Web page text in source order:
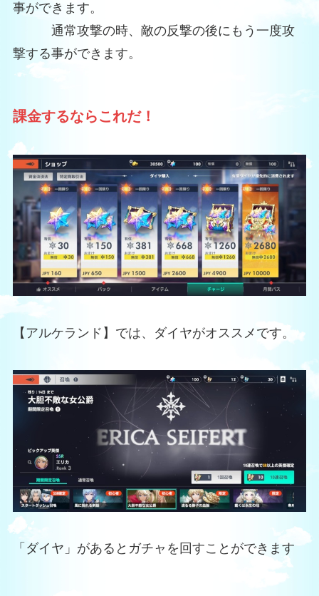
事ができます。
通常攻撃の時、敵の反撃の後にもう一度攻
撃する事ができます。
課金するならこれだ！
【アルケランド】では、ダイヤがオススメです。
「ダイヤ」があるとガチャを回すことができます